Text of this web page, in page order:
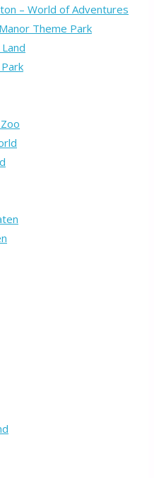
– World of Adventures
Theme Park